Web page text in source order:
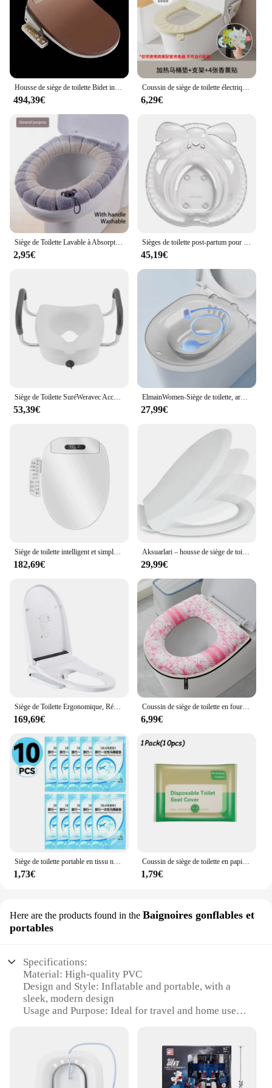
Housse de siège de toilette Bidet intelligent, couleur haut de gamme, ensemble d'accessoires de lavage et de chauffage automatiques électriques pour la maison
494,39€
Coussin de siège de toilette électrique imperméable, siège de toilette métropolitain, housse de siège chaude réglable, anneau de toilette thermostatique à aspiration
6,29€
Siège de Toilette Lavable à Absorption d'Humidité Douce, Livré avec Poignée, Hygiène Personnelle Améliorée, Goutte, Respirant, Confort
2,95€
Sièges de toilette post-partum pour femme enceinte, bidet transparent, outil de toilette
45,19€
Siège de Toilette SuréWeravec Accoudoir Réglable Antiextensible, Fournitures pour Personnes Âgées et Femmes Enceintes
53,39€
ElmainWomen-Siège de toilette, ark avec chasse d'eau, non-ald
27,99€
Siège de toilette intelligent et simple, chauffage à domicile, lavage des fesses, rinçage, nettoyage des fesses, couverture de toilette, vente en gros
182,69€
Aksuarlari – housse de siège de toilette intelligente, à fermeture lente et douce
29,99€
Siège de Toilette Ergonomique, Réglable, Multi-Mode, pour Livres, avec Lumière LED, Polyvalent, 110V
169,69€
Coussin de siège de toilette en fourrure en peluche, type boucle arina, épais, garde au chaud, doux et propre, hiver, maison, salle de bain, 1 pièce
6,99€
1,73€
Coussin de siège de toilette en papier de poulet soluble dans l'eau, coussins de siège de toilette hygiéniques, fournitures d'hygiène de voyage personnelles, sortie, 10-100 pièces
1,79€
Here are the products found in the Baignoires gonflables et
portables
Specifications:
Material: High-quality PVC
Design and Style: Inflatable and portable, with a
sleek, modern design
Usage and Purpose: Ideal for travel and home use
Shape or Size or Weight or Quantity: Compact and
lightweight, suitable for various spaces
Parts and Accessories: Includes a convenient
carrying bag